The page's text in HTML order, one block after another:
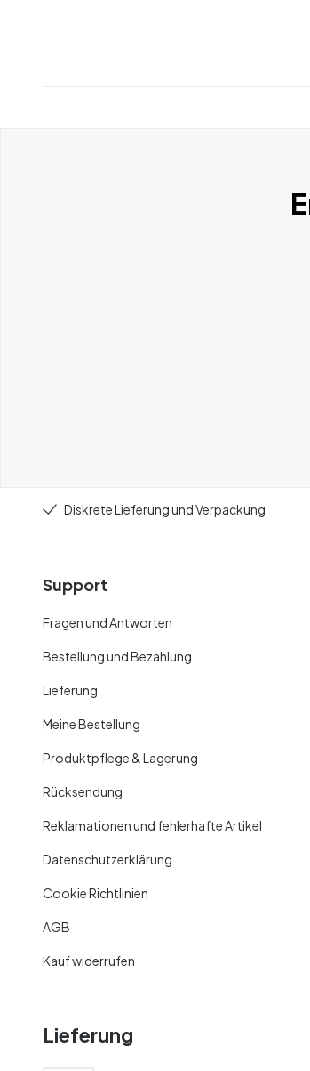
Diskrete Lieferung und Verpackung
Support
Fragen und Antworten
Bestellung und Bezahlung
Lieferung
Meine Bestellung
Produktpflege & Lagerung
Rücksendung
Reklamationen und fehlerhafte Artikel
Datenschutzerklärung
Cookie Richtlinien
AGB
Kauf widerrufen
Lieferung